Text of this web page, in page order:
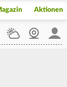
Aktionen
WetterWebcam